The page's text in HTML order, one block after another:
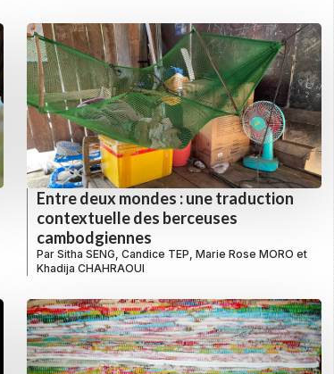
Entre deux mondes : une traduction
contextuelle des berceuses
cambodgiennes
Par Sitha SENG, Candice TEP, Marie Rose MORO et
Khadija CHAHRAOUI